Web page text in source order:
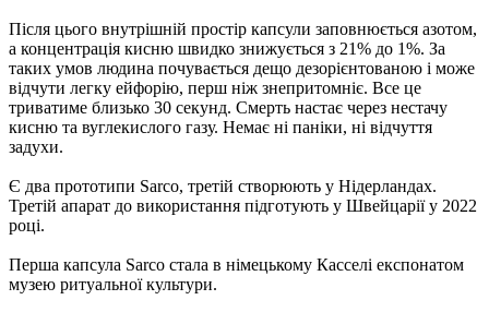
Після цього внутрішній простір капсули заповнюється азотом,
а концентрація кисню швидко знижується з 21% до 1%. За
таких умов людина почувається дещо дезорієнтованою і може
відчути легку ейфорію, перш ніж знепритомніє. Все це
триватиме близько 30 секунд. Смерть настає через нестачу
кисню та вуглекислого газу. Немає ні паніки, ні відчуття
задухи.
Є два прототипи Sarco, третій створюють у Нідерландах.
Третій апарат до використання підготують у Швейцарії у 2022
році.
Перша капсула Sarco стала в німецькому Касселі експонатом
музею ритуальної культури.